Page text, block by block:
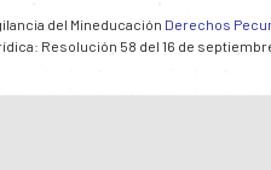
del Mineducación Derechos
Resolución 58 del 16 de